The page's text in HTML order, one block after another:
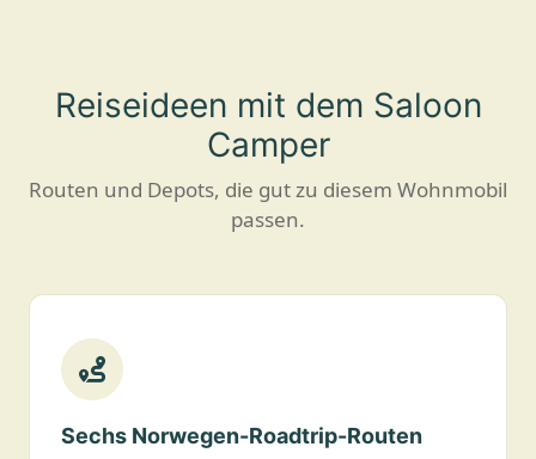
Reiseideen mit dem Saloon
Camper
Routen und Depots, die gut zu diesem Wohnmobil
passen.
Sechs Norwegen-Roadtrip-Routen